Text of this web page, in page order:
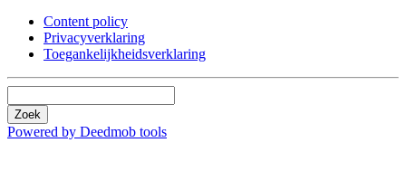
Content policy
Privacyverklaring
Toegankelijkheidsverklaring
Zoek
Powered by Deedmob tools